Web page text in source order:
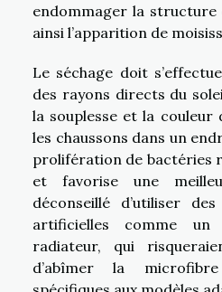
endommager la structure
ainsi l’apparition de
Le séchage doit
des rayons directs du
la souplesse et la couleur
les chaussons dans un
prolifération de bactéries
et favorise une
déconseillé d’utiliser
artificielles comme
radiateur, qui
d’abîmer la